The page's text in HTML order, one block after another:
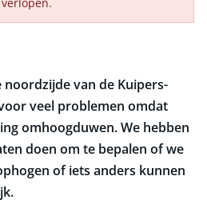
van de Kuipers-
veel problemen omdat
omhoogduwen. We hebben
doen om te bepalen of we
of iets anders kunnen